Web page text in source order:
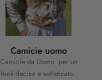
Camicie uomo
Camicie da Uomo per un
look deciso e sofisticato.